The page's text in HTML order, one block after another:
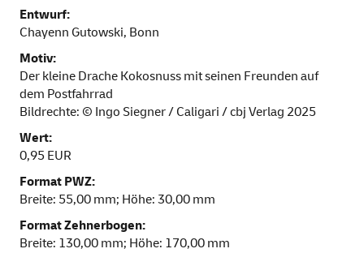
Entwurf:
Chayenn Gutowski, Bonn
Motiv:
Der kleine Drache Kokosnuss mit seinen Freunden auf
dem Postfahrrad
Bildrechte: © Ingo Siegner / Caligari / cbj Verlag 2025
Wert:
0,95 EUR
Format PWZ:
Breite: 55,00 mm; Höhe: 30,00 mm
Format Zehnerbogen:
Breite: 130,00 mm; Höhe: 170,00 mm